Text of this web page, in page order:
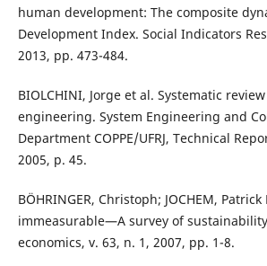
human development: The composite
Development Index. Social Indicators
2013, pp. 473-484.
BIOLCHINI, Jorge et al. Systematic
engineering. System Engineering and
Department COPPE/UFRJ, Technical
2005, p. 45.
BÖHRINGER, Christoph; JOCHEM,
immeasurable—A survey of
economics, v. 63, n. 1, 2007, pp. 1-8.